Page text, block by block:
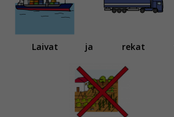
Laivat ja rekat